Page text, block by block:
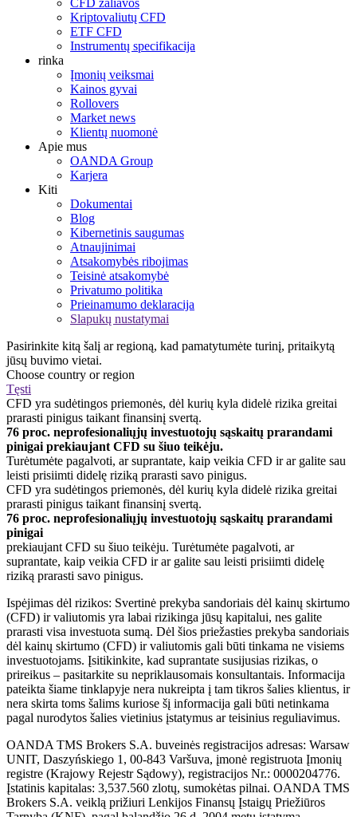
Kriptovaliutų CFD
ETF CFD
Instrumentų specifikacija
rinka
Įmonių veiksmai
Kainos gyvai
Rollovers
Market news
Klientų nuomonė
Apie mus
OANDA Group
Karjera
Kiti
Dokumentai
Blog
Kibernetinis saugumas
Atnaujinimai
Atsakomybės ribojimas
Teisinė atsakomybė
Privatumo politika
Prieinamumo deklaracija
Slapukų nustatymai
Pasirinkite kitą šalį ar regioną, kad pamatytumėte turinį, pritaikytą
jūsų buvimo vietai.
Choose country or region
Tęsti
CFD yra sudėtingos priemonės, dėl kurių kyla didelė rizika greitai
prarasti pinigus taikant finansinį svertą.
76 proc. neprofesionaliųjų investuotojų sąskaitų prarandami
pinigai prekiaujant CFD su šiuo teikėju.
Turėtumėte pagalvoti, ar suprantate, kaip veikia CFD ir ar galite sau
leisti prisiimti didelę riziką prarasti savo pinigus.
CFD yra sudėtingos priemonės, dėl kurių kyla didelė rizika greitai
prarasti pinigus taikant finansinį svertą.
76 proc. neprofesionaliųjų investuotojų sąskaitų prarandami
pinigai
prekiaujant CFD su šiuo teikėju. Turėtumėte pagalvoti, ar
suprantate, kaip veikia CFD ir ar galite sau leisti prisiimti didelę
riziką prarasti savo pinigus.
Ispėjimas dėl rizikos: Svertinė prekyba sandoriais dėl kainų skirtumo
(CFD) ir valiutomis yra labai rizikinga jūsų kapitalui, nes galite
prarasti visa investuota sumą. Dėl šios priežasties prekyba sandoriais
dėl kainų skirtumo (CFD) ir valiutomis gali būti tinkama ne visiems
investuotojams. Įsitikinkite, kad suprantate susijusias rizikas, o
prireikus – pasitarkite su nepriklausomais konsultantais. Informacija
pateikta šiame tinklapyje nera nukreipta į tam tikros šalies klientus, ir
nera skirta toms šalims kuriose šį informacija gali būti netinkama
pagal nurodytos šalies vietinius įstatymus ar teisinius reguliavimus.
OANDA TMS Brokers S.A. buveinės registracijos adresas: Warsaw
UNIT, Daszyńskiego 1, 00-843 Varšuva, įmonė registruota Įmonių
registre (Krajowy Rejestr Sądowy), registracijos Nr.: 0000204776.
Įstatinis kapitalas: 3,537.560 zlotų, sumokėtas pilnai. OANDA TMS
Brokers S.A. veiklą prižiuri Lenkijos Finansų Įstaigų Priežiūros